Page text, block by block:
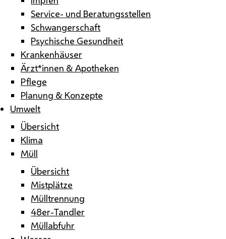
Service- und Beratungsstellen
Schwangerschaft
Psychische Gesundheit
Krankenhäuser
Ärzt*innen & Apotheken
Pflege
Planung & Konzepte
Umwelt
Übersicht
Klima
Müll
Übersicht
Mistplätze
Mülltrennung
48er-Tandler
Müllabfuhr